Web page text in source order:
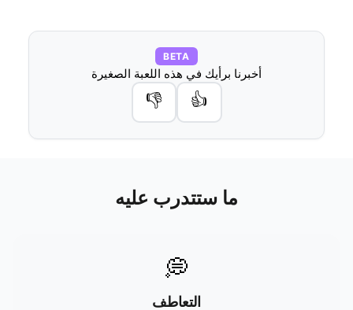
BETA
أخبرنا برأيك في هذه اللعبة الصغيرة
👍
👎
ما ستتدرب عليه
💭
التعاطف